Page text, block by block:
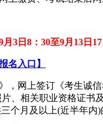
3日8：30至9月13日
名入口】
，网上签订《考生诚
、相关职业资格证书
个月及以上(近半年